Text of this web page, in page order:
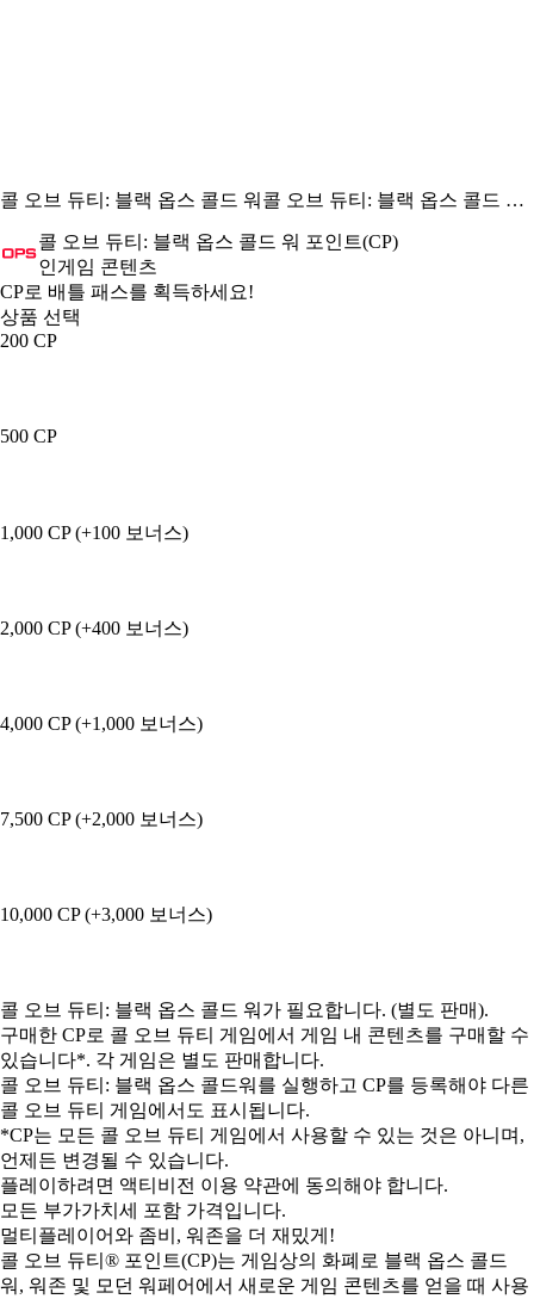
콜 오브 듀티: 블랙 옵스 콜드 워 콜 오브 듀티: 블랙 옵스 콜드 워 포인트(CP)
콜 오브 듀티: 블랙 옵스 콜드 워 포인트(CP)
인게임 콘텐츠
Product Notification
CP로 배틀 패스를 획득하세요!
상품 선택
200 CP
500 CP
1,000 CP (+100 보너스)
2,000 CP (+400 보너스)
4,000 CP (+1,000 보너스)
7,500 CP (+2,000 보너스)
10,000 CP (+3,000 보너스)
Available actions
콜 오브 듀티: 블랙 옵스 콜드 워가 필요합니다. (별도 판매).
구매한 CP로 콜 오브 듀티 게임에서 게임 내 콘텐츠를 구매할 수
있습니다*. 각 게임은 별도 판매합니다.
콜 오브 듀티: 블랙 옵스 콜드워를 실행하고 CP를 등록해야 다른
콜 오브 듀티 게임에서도 표시됩니다.
*CP는 모든 콜 오브 듀티 게임에서 사용할 수 있는 것은 아니며,
언제든 변경될 수 있습니다.
플레이하려면 액티비전 이용 약관에 동의해야 합니다.
모든 부가가치세 포함 가격입니다.
멀티플레이어와 좀비, 워존을 더 재밌게!
콜 오브 듀티® 포인트(CP)는 게임상의 화폐로 블랙 옵스 콜드
워, 워존 및 모던 워페어에서 새로운 게임 콘텐츠를 얻을 때 사용